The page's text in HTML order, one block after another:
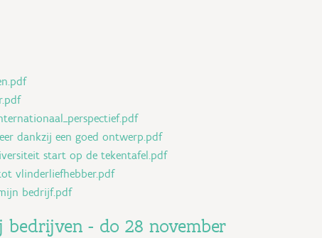
dankzij een goed ontwerp.pdf
start op de tekentafel.pdf
vlinderliefhebber.pdf
bedrijf.pdf
bedrijven - do 28 november